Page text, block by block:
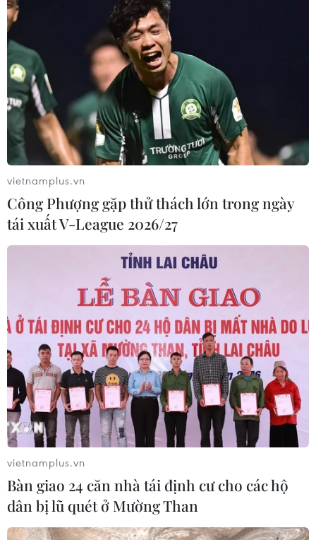
vietnamplus.vn
Công Phượng gặp thử thách lớn trong ngày
tái xuất V-League 2026/27
vietnamplus.vn
Bàn giao 24 căn nhà tái định cư cho các hộ
dân bị lũ quét ở Mường Than